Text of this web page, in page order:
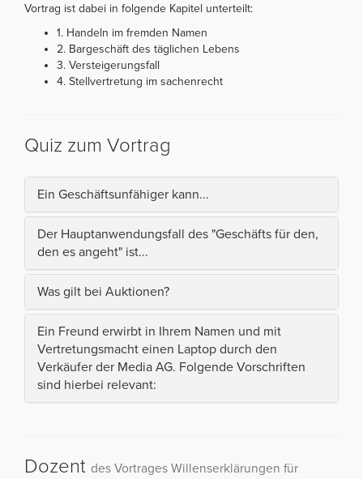
Vortrag ist dabei in folgende Kapitel unterteilt:
1. Handeln im fremden Namen
2. Bargeschäft des täglichen Lebens
3. Versteigerungsfall
4. Stellvertretung im sachenrecht
Quiz zum Vortrag
Ein Geschäftsunfähiger kann...
Der Hauptanwendungsfall des "Geschäfts für den,
den es angeht" ist...
Was gilt bei Auktionen?
Ein Freund erwirbt in Ihrem Namen und mit
Vertretungsmacht einen Laptop durch den
Verkäufer der Media AG. Folgende Vorschriften
sind hierbei relevant:
Dozent des Vortrages Willenserklärungen für